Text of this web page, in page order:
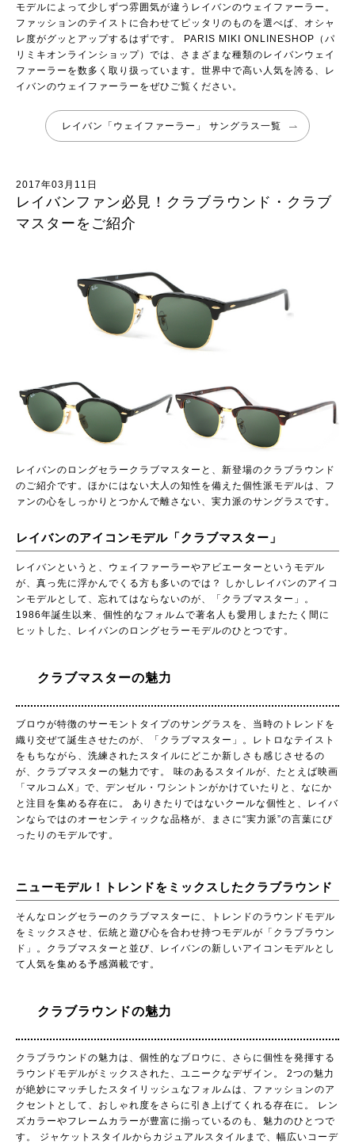
モデルによって少しずつ雰囲気が違うレイバンのウェイファーラー。
ファッションのテイストに合わせてピッタリのものを選べば、オシャ
レ度がグッとアップするはずです。
PARIS MIKI ONLINESHOP（パ
リミキオンラインショップ） では、さまざまな種類のレイバンウェイ
ファーラーを数多く取り扱っています。世界中で高い人気を誇る、レ
イバンのウェイファーラーをぜひご覧ください。
レイバン「ウェイファーラー」 サングラス一覧
2017年03月11日
レイバンファン必見！クラブラウンド・クラブ
マスターをご紹介
レイバンのロングセラークラブマスターと、新登場のクラブラウンド
のご紹介です。ほかにはない大人の知性を備えた個性派モデルは、フ
ァンの心をしっかりとつかんで離さない、実力派のサングラスです。
レイバンのアイコンモデル「クラブマスター」
レイバンというと、ウェイファーラーやアビエーターというモデル
が、真っ先に浮かんでくる方も多いのでは？ しかしレイバンのアイコ
ンモデルとして、忘れてはならないのが、「クラブマスター」。
1986年誕生以来、個性的なフォルムで著名人も愛用しまたたく間に
ヒットした、レイバンのロングセラーモデルのひとつです。
クラブマスターの魅力
ブロウが特徴のサーモントタイプのサングラスを、当時のトレンドを
織り交ぜて誕生させたのが、「クラブマスター」。レトロなテイスト
をもちながら、洗練されたスタイルにどこか新しさも感じさせるの
が、クラブマスターの魅力です。 味のあるスタイルが、たとえば映画
「マルコムX」で、デンゼル・ワシントンがかけていたりと、なにか
と注目を集める存在に。 ありきたりではないクールな個性と、レイバ
ンならではのオーセンティックな品格が、まさに“実力派”の言葉にぴ
ったりのモデルです。
ニューモデル！トレンドをミックスしたクラブラウンド
そんなロングセラーのクラブマスターに、トレンドのラウンドモデル
をミックスさせ、伝統と遊び心を合わせ持つモデルが「クラブラウン
ド」。クラブマスターと並び、レイバンの新しいアイコンモデルとし
て人気を集める予感満載です。
クラブラウンドの魅力
クラブラウンドの魅力は、個性的なブロウに、さらに個性を発揮する
ラウンドモデルがミックスされた、ユニークなデザイン。 2つの魅力
が絶妙にマッチしたスタイリッシュなフォルムは、ファッションのア
クセントとして、おしゃれ度をさらに引き上げてくれる存在に。 レン
ズカラーやフレームカラーが豊富に揃っているのも、魅力のひとつで
す。 ジャケットスタイルからカジュアルスタイルまで、幅広いコーデ